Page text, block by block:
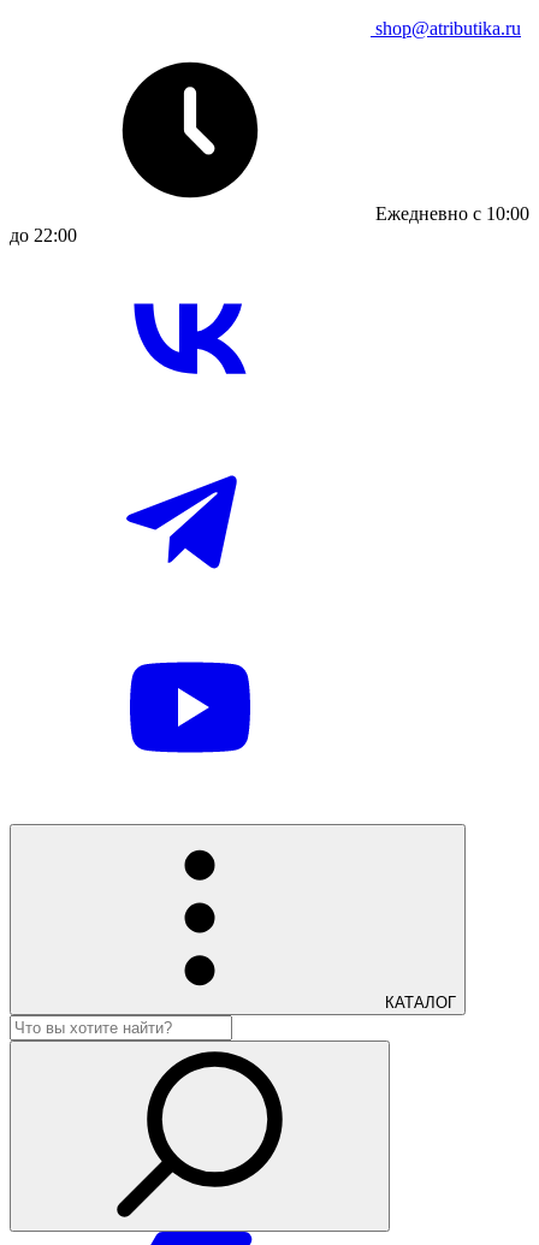
shop@atributika.ru
Ежедневно с 10:00
до 22:00
КАТАЛОГ